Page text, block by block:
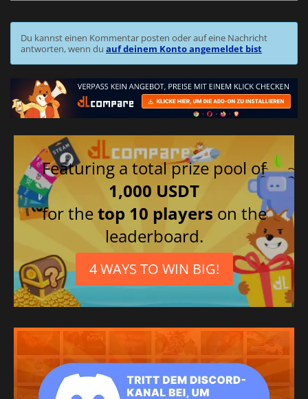
Du kannst einen Kommentar posten oder auf eine Nachricht
antworten, wenn du auf deinem Konto angemeldet bist
Featuring a total prize pool of
1,000 USDT
for thetop 10 players on the
leaderboard.
4 WAYS TO WIN BIG!